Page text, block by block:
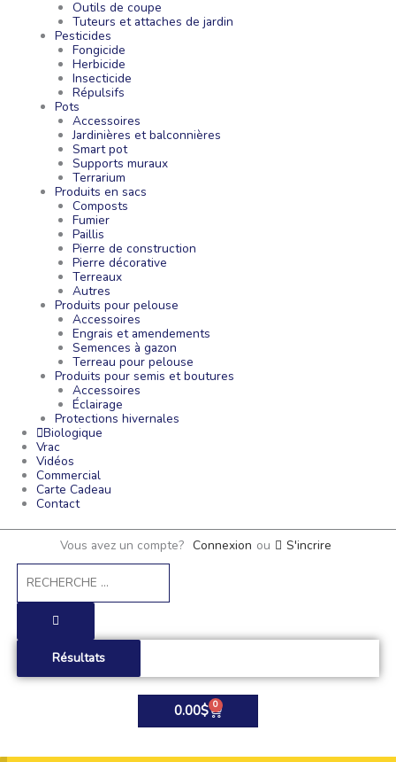
Outils de coupe
Tuteurs et attaches de jardin
Pesticides
Fongicide
Herbicide
Insecticide
Répulsifs
Pots
Accessoires
Jardinières et balconnières
Smart pot
Supports muraux
Terrarium
Produits en sacs
Composts
Fumier
Paillis
Pierre de construction
Pierre décorative
Terreaux
Autres
Produits pour pelouse
Accessoires
Engrais et amendements
Semences à gazon
Terreau pour pelouse
Produits pour semis et boutures
Accessoires
Éclairage
Protections hivernales
Biologique
Vrac
Vidéos
Commercial
Carte Cadeau
Contact
Vous avez un compte? Connexion ou
S'incrire
Search
Résultats
0.00$ 0
Panier